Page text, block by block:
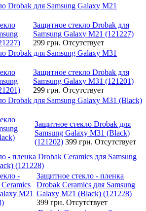
Drobak для Samsung Galaxy М21
Защитное стекло Drobak для
Samsung Galaxy М21 (121227)
299 грн. Отсутствует
Drobak для Samsung Galaxy М31
Защитное стекло Drobak для
Samsung Galaxy М31 (121201)
299 грн. Отсутствует
Drobak для Samsung Galaxy М31 (Black)
Защитное стекло Drobak для
Samsung Galaxy М31 (Black)
(121202) 399 грн. Отсутствует
- пленка Drobak Ceramics для Samsung
(121228)
Защитное стекло - пленка
Drobak Ceramics для Samsung
Galaxy M21 (Black) (121228)
399 грн. Отсутствует